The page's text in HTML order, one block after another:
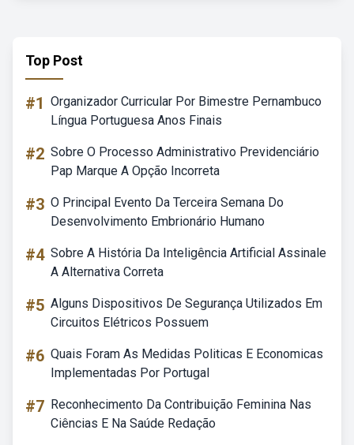
Top Post
#1 Organizador Curricular Por Bimestre Pernambuco
Língua Portuguesa Anos Finais
#2 Sobre O Processo Administrativo Previdenciário
Pap Marque A Opção Incorreta
#3 O Principal Evento Da Terceira Semana Do
Desenvolvimento Embrionário Humano
#4 Sobre A História Da Inteligência Artificial Assinale
A Alternativa Correta
#5 Alguns Dispositivos De Segurança Utilizados Em
Circuitos Elétricos Possuem
#6 Quais Foram As Medidas Politicas E Economicas
Implementadas Por Portugal
#7 Reconhecimento Da Contribuição Feminina Nas
Ciências E Na Saúde Redação